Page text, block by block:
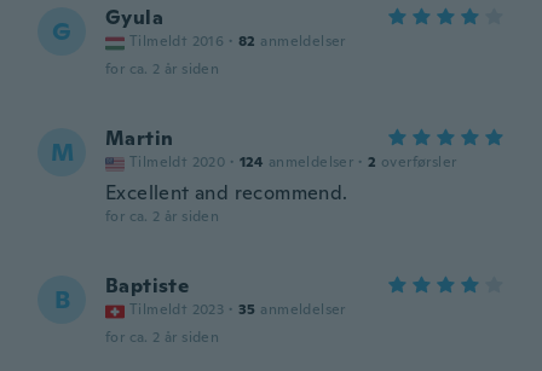
G Gyula
Tilmeldt 2016 · 82 anmeldelser
for ca. 2 år siden
M Martin
Tilmeldt 2020 · 124 anmeldelser · 2 overførsler
Excellent and recommend.
for ca. 2 år siden
B Baptiste
Tilmeldt 2023 · 35 anmeldelser
for ca. 2 år siden